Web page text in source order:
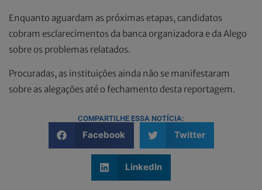
Enquanto aguardam as próximas etapas, candidatos
cobram esclarecimentos da banca organizadora e da Alego
sobre os problemas relatados.
Procuradas, as instituições ainda não se manifestaram
sobre as alegações até o fechamento desta reportagem.
COMPARTILHE ESSA NOTÍCIA:
Facebook Twitter
LinkedIn